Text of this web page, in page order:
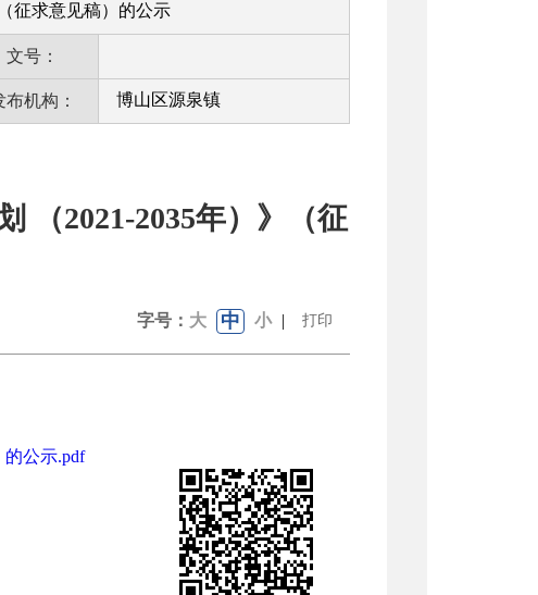
征求意见稿）的公示
文号：
布机构： 博山区源泉镇
（2021-2035年）》（征
字号： 大 中 小 | 打印
的公示.pdf